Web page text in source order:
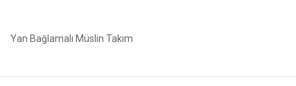
Yan Bağlamalı Müslin Takım